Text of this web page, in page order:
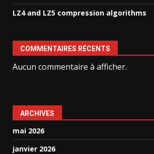
LZ4 and LZ5 compression algorithms
COMMENTAIRES RÉCENTS
Aucun commentaire à afficher.
ARCHIVES
mai 2026
janvier 2026